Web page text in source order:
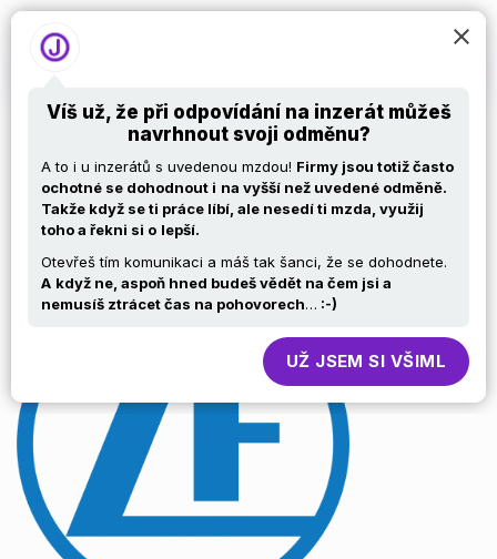
Back End Developer
(Java/C#/MS Azure)
Víš už, že při odpovídání na inzerát můžeš
navrhnout svoji odměnu?
A to i u inzerátů s uvedenou mzdou! Firmy jsou totiž často
ochotné se dohodnout i na vyšší než uvedené odměně.
Takže když se ti práce líbí, ale nesedí ti mzda, využij
toho a řekni si o lepší.
Otevřeš tím komunikaci a máš tak šanci, že se dohodnete.
A když ne, aspoň hned budeš vědět na čem jsi a
nemusíš ztrácet čas na pohovorech… :-)
UŽ JSEM SI VŠIML